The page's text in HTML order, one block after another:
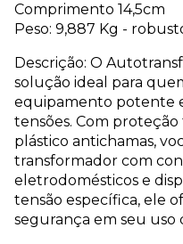
Comprimento 14,5cm
Peso: 9,887 Kg -
Descrição: O
solução ideal para
equipamento potente
tensões. Com
plástico antichamas,
transformador com
eletrodomésticos e
tensão específica, ele
segurança em seu uso